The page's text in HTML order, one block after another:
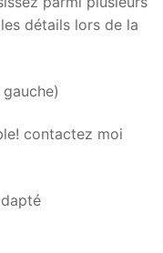
détails lors de la
contactez moi